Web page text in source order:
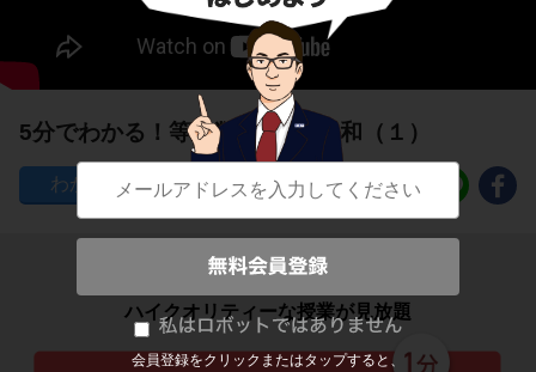
会員登録をクリックまたはタップすると、
5分でわかる！等比数列{a_n}の和（１）
180
子どもの勉強から大人の学び直しまで
ハイクオリティーな授業が見放題